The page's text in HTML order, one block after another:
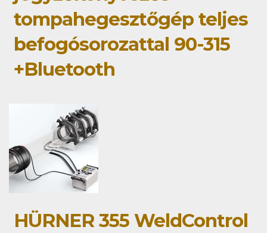
tompahegesztőgép teljes
befogósorozattal 90-315
+Bluetooth
HÜRNER 355 WeldControl